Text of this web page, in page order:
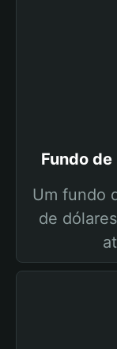
Fundo
Um fundo
de